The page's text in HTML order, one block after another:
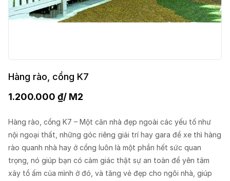
Hàng rào, cổng K7
1.200.000 ₫/ M2
Hàng rào, cổng K7 – Một căn nhà đẹp ngoài các yếu tố như
nội ngoại thất, những góc riêng giải trí hay gara để xe thì hàng
rào quanh nhà hay ở cổng luôn là một phần hết sức quan
trọng, nó giúp bạn có cảm giác thật sự an toàn để yên tâm
xây tổ ấm của mình ở đó, và tăng vẻ đẹp cho ngôi nhà, giúp